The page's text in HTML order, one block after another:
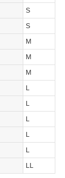
S
S
M
M
M
L
L
L
L
L
LL